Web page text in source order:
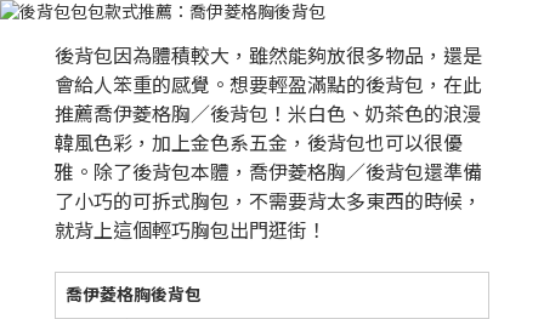
後背包因為體積較大，雖然能夠放很多物品，還是
會給人笨重的感覺。想要輕盈滿點的後背包，在此
推薦喬伊菱格胸／後背包！米白色、奶茶色的浪漫
韓風色彩，加上金色系五金，後背包也可以很優
雅。除了後背包本體，喬伊菱格胸／後背包還準備
了小巧的可拆式胸包，不需要背太多東西的時候，
就背上這個輕巧胸包出門逛街！
喬伊菱格胸後背包